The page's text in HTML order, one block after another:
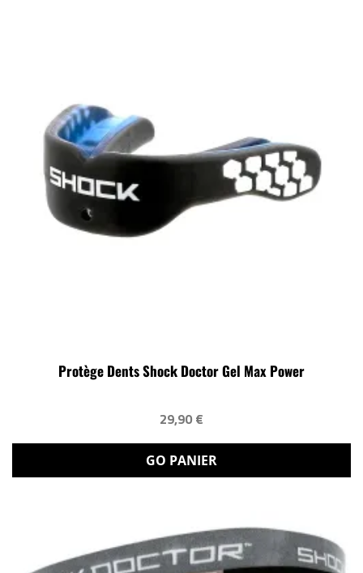
Protège Dents Shock Doctor Gel Max Power
29,90 €
GO PANIER